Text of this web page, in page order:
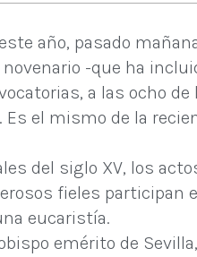
año, pasado
-que ha
a las ocho
el mismo de la
del siglo XV, los
fieles participan
eucaristía.
emérito de